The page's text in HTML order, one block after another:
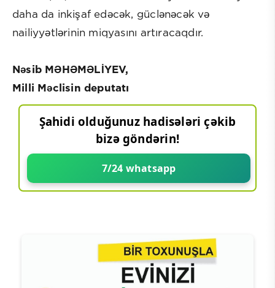
daha da inkişaf edəcək, güclənəcək və
nailiyyətlərinin miqyasını artıracaqdır.
Nəsib MƏHƏMƏLİYEV,
Milli Məclisin deputatı
Şahidi olduğunuz hadisələri çəkib
bizə göndərin!
7/24 whatsapp